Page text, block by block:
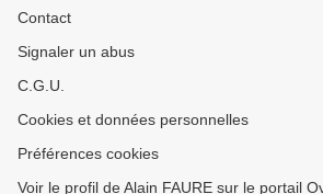
Contact
Signaler un abus
C.G.U.
Cookies et données personnelles
Préférences cookies
Voir le profil de Alain FAURE sur le portail